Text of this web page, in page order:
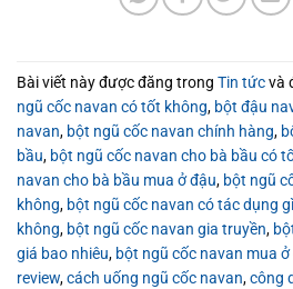
Bài viết này được đăng trong Tin tứcvà
ngũ cốc navan có tốt không, bột đậu
navan, bột ngũ cốc navan chính hàng,
bầu, bột ngũ cốc navan cho bà bầu có
navan cho bà bầu mua ở đậu, bột ngũ
không, bột ngũ cốc navan có tác dụng gì
không, bột ngũ cốc navan gia truyền,
giá bao nhiêu, bột ngũ cốc navan mua ở
review,cách uống ngũ cốc navan,công